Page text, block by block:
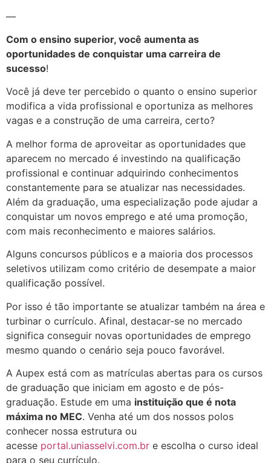
—
Com o ensino superior, você aumenta as
oportunidades de conquistar uma carreira de
sucesso!
Você já deve ter percebido o quanto o ensino superior
modifica a vida profissional e oportuniza as melhores
vagas e a construção de uma carreira, certo?
A melhor forma de aproveitar as oportunidades que
aparecem no mercado é investindo na qualificação
profissional e continuar adquirindo conhecimentos
constantemente para se atualizar nas necessidades.
Além da graduação, uma especialização pode ajudar a
conquistar um novos emprego e até uma promoção,
com mais reconhecimento e maiores salários.
Alguns concursos públicos e a maioria dos processos
seletivos utilizam como critério de desempate a maior
qualificação possível.
Por isso é tão importante se atualizar também na área e
turbinar o currículo. Afinal, destacar-se no mercado
significa conseguir novas oportunidades de emprego
mesmo quando o cenário seja pouco favorável.
A Aupex está com as matrículas abertas para os cursos
de graduação que iniciam em agosto e de pós-
graduação. Estude em uma instituição que é nota
máxima no MEC. Venha até um dos nossos polos
conhecer nossa estrutura ou
acesse portal.uniasselvi.com.br e escolha o curso ideal
para o seu currículo.